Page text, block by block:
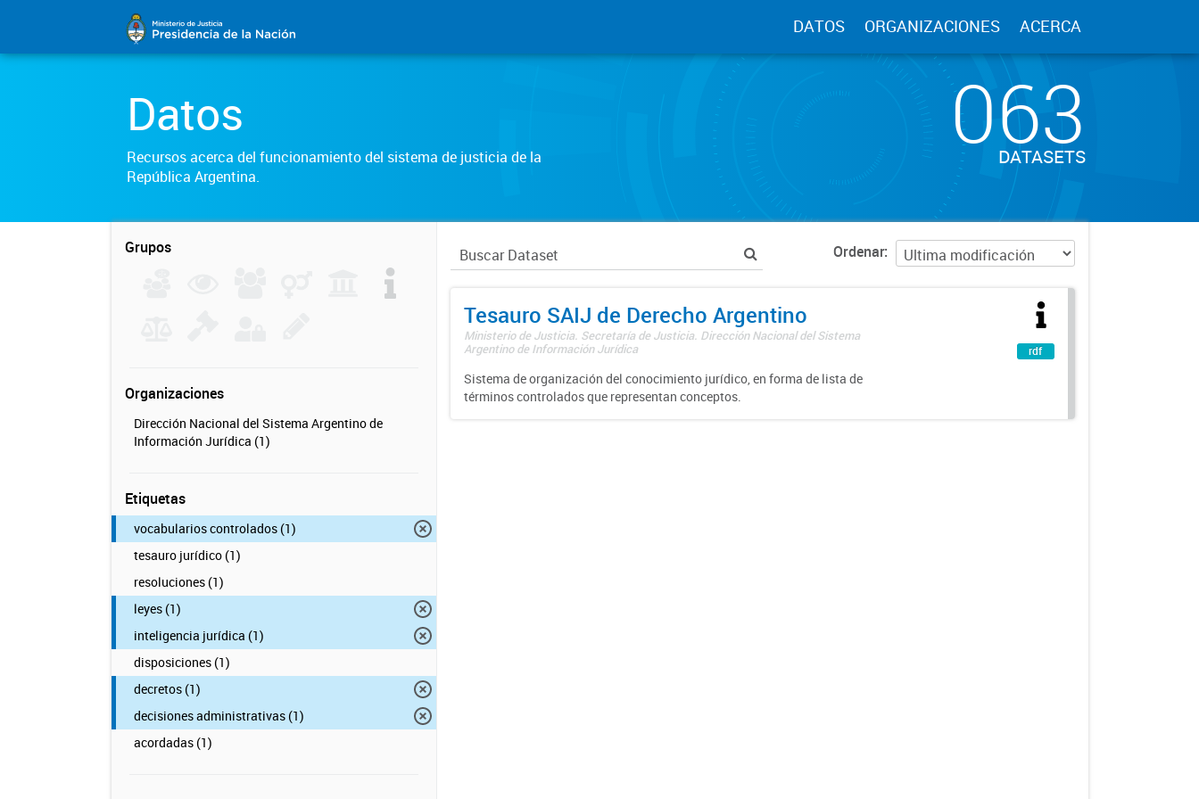
DATOS ORGANIZACIONES ACERCA
Datos
Recursos acerca del funcionamiento del sistema de justicia de la
República Argentina.
063
DATASETS
Grupos
Organizaciones
Dirección Nacional del Sistema Argentino de
Información Jurídica (1)
Etiquetas
vocabularios controlados (1)
tesauro jurídico (1)
resoluciones (1)
leyes (1)
inteligencia jurídica (1)
disposiciones (1)
decretos (1)
decisiones administrativas (1)
acordadas (1)
Ordenar
Tesauro SAIJ de Derecho Argentino
Ministerio de Justicia. Secretaría de Justicia. Dirección Nacional del Sistema
Argentino de Información Jurídica
Sistema de organización del conocimiento jurídico, en forma de lista de
términos controlados que representan conceptos.
rdf